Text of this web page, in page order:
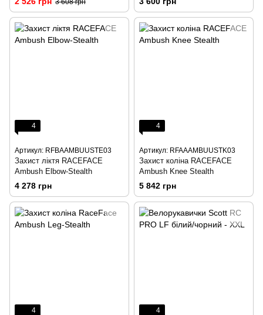
4
Артикул: RFBAAMBUUSTE03
Захист ліктя RACEFACE
Ambush Elbow-Stealth
4 278 грн
4
Артикул: RFAAAMBUUSTK03
Захист коліна RACEFACE
Ambush Knee Stealth
5 842 грн
4 4